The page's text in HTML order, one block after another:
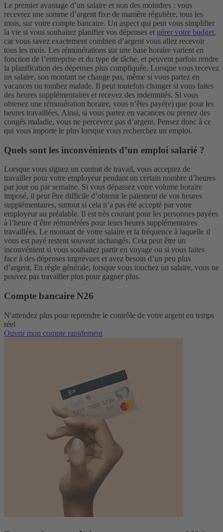
Le premier avantage d’un salaire et non des moindres : vous
recevrez une somme d’argent fixe de manière régulière, tous les
mois, sur votre compte bancaire. Un aspect qui peut vous simplifier
la vie si vous souhaitez planifier vos dépenses et gérer votre budget,
car vous savez exactement combien d’argent vous allez recevoir
tous les mois. Les rémunérations sur une base horaire varient en
fonction de l’entreprise et du type de tâche, et peuvent parfois rendre
la planification des dépenses plus compliquée. Lorsque vous recevez
un salaire, son montant ne change pas, même si vous partez en
vacances ou tombez malade. Il peut toutefois changer si vous faites
des heures supplémentaires et recevez des indemnités. Si vous
obtenez une rémunération horaire, vous n’êtes payé(e) que pour les
heures travaillées. Ainsi, si vous partez en vacances ou prenez des
congés maladie, vous ne percevrez pas d’argent. Pensez donc à ce
qui vous importe le plus lorsque vous recherchez un emploi.
Quels sont les inconvénients d’un emploi salarié ?
Lorsque vous signez un contrat de travail, vous acceptez de
travailler pour votre employeur pendant un certain nombre d’heures
par jour ou par semaine. Si vous dépassez votre volume horaire
imposé, il peut être difficile d’obtenir le paiement de vos heures
supplémentaires, surtout si cela n’a pas été accepté par votre
employeur au préalable. Il est très courant pour les personnes payées
à l’heure d’être rémunérées pour leurs heures supplémentaires
travaillées. Le montant de votre salaire et la fréquence à laquelle il
vous est payé restent souvent inchangés. Cela peut être un
inconvénient si vous souhaitez partir en voyage ou si vous faites
face à des dépenses imprévues et avez besoin d’un peu plus
d’argent. En règle générale, lorsque vous touchez un salaire, vous ne
pouvez pas travailler plus pour gagner plus.
Compte bancaire N26
N'attendez plus pour reprendre le contrôle de votre argent en temps
réel
Ouvrir mon compte rapidement